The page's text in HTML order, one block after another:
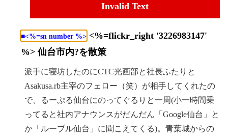
Invalid Text
■<%=sn number %> <%=flickr_right '3226983147'
%> 仙台市内?を散策
派手に寝坊したのにCTC光画部と社長ふたりと
Asakusa.rb主宰のフェロー（笑）が相手してくれたの
で、るーぷる仙台にのってぐるりと一周(小一時間乗
ってると社内アナウンスがだんだん「Google仙台」と
か「ルーブル仙台」に聞こえてくる)。青葉城からの